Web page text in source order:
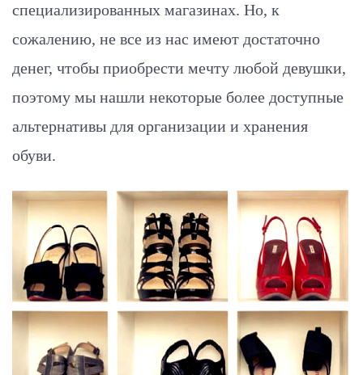
специализированных магазинах. Но, к
сожалению, не все из нас имеют достаточно
денег, чтобы приобрести мечту любой девушки,
поэтому мы нашли некоторые более доступные
альтернативы для организации и хранения
обуви.